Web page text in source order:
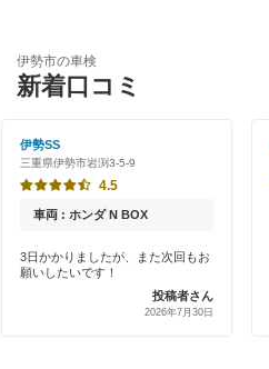
伊勢市の車検
新着口コミ
伊勢SS
三重県伊勢市岩渕3-5-9
4.5
車両 : ホンダ N BOX
3日かかりましたが、また次回もお
願いしたいです！
投稿者さん
2026年7月30日